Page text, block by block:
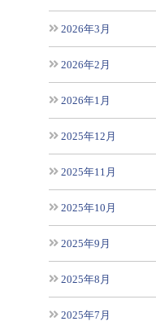
2026年3月
2026年2月
2026年1月
2025年12月
2025年11月
2025年10月
2025年9月
2025年8月
2025年7月